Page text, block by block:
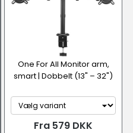
One For All Monitor arm,
smart | Dobbelt (13" – 32")
Fra 579 DKK